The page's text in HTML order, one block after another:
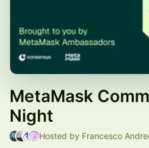
MetaMask
Night
Hosted by Francesco